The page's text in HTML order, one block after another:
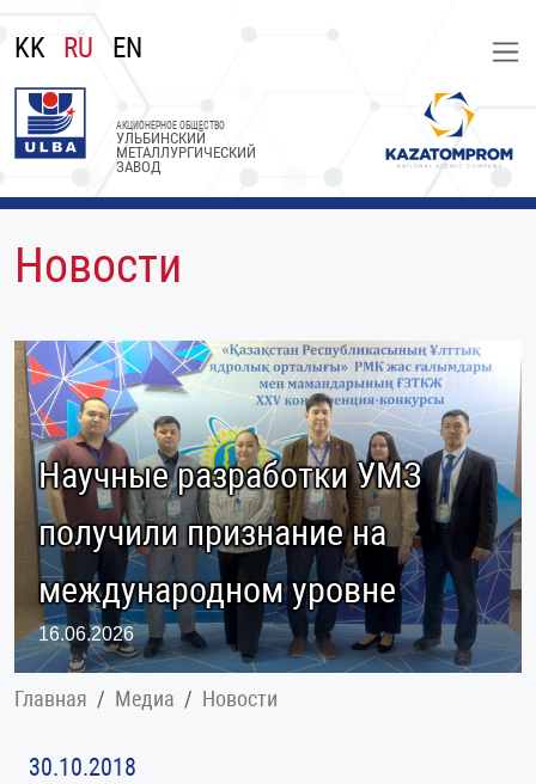
KK RU EN
УЛЬБИНСКИЙ
МЕТАЛЛУРГИЧЕСКИЙ
ЗАВОД
АКЦИОНЕРНОЕ ОБЩЕСТВО
Новости
Научные разработки УМЗ
получили признание на
международном уровне
16.06.2026
Главная Медиа Новости
30.10.2018